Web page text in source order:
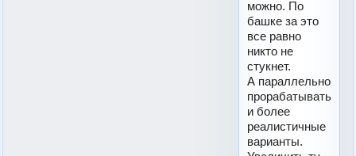
можно. По
башке за это
все равно
никто не
стукнет.
А параллельно
прорабатывать
и более
реалистичные
варианты.